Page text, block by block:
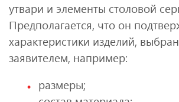
утвари и элементы столовой
Предполагается, что он
характеристики изделий,
заявителем, например:
размеры;